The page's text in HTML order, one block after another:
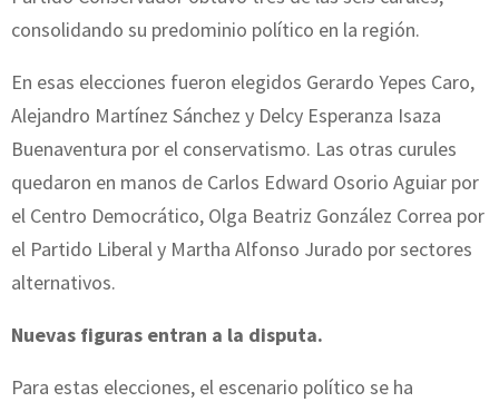
consolidando su predominio político en la región.
En esas elecciones fueron elegidos Gerardo Yepes Caro,
Alejandro Martínez Sánchez y Delcy Esperanza Isaza
Buenaventura por el conservatismo. Las otras curules
quedaron en manos de Carlos Edward Osorio Aguiar por
el Centro Democrático, Olga Beatriz González Correa por
el Partido Liberal y Martha Alfonso Jurado por sectores
alternativos.
Nuevas figuras entran a la disputa.
Para estas elecciones, el escenario político se ha